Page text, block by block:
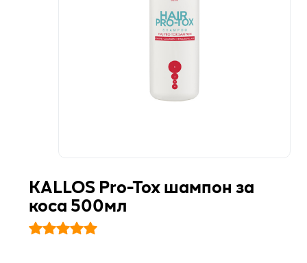
KALLOS Pro-Tox шампон за
коса 500мл